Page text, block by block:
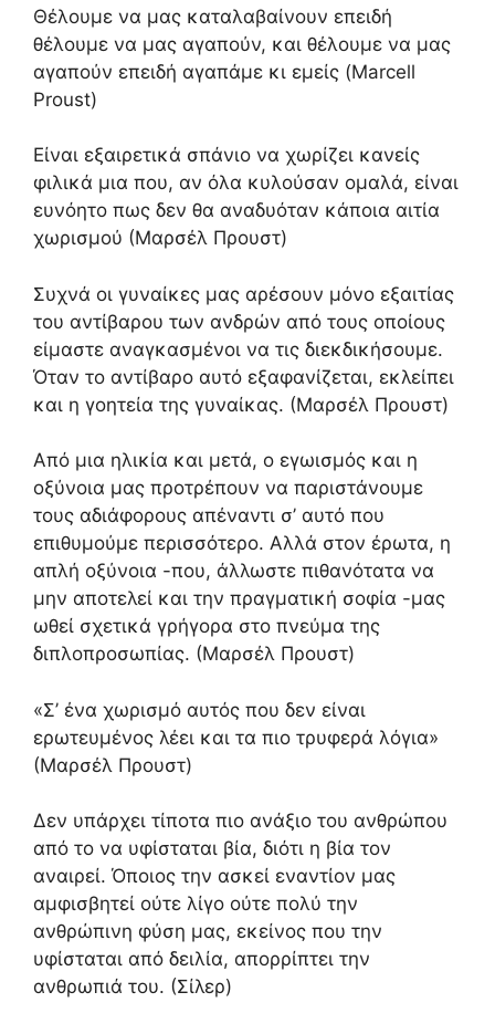
Θέλουμε να μας καταλαβαίνουν επειδή
θέλουμε να μας αγαπούν, και θέλουμε να μας
αγαπούν επειδή αγαπάμε κι εμείς (Marcell
Proust)
Είναι εξαιρετικά σπάνιο να χωρίζει κανείς
φιλικά μια που, αν όλα κυλούσαν ομαλά, είναι
ευνόητο πως δεν θα αναδυόταν κάποια αιτία
χωρισμού (Μαρσέλ Προυστ)
Συχνά οι γυναίκες μας αρέσουν μόνο εξαιτίας
του αντίβαρου των ανδρών από τους οποίους
είμαστε αναγκασμένοι να τις διεκδικήσουμε.
Όταν το αντίβαρο αυτό εξαφανίζεται, εκλείπει
και η γοητεία της γυναίκας. (Μαρσέλ Προυστ)
Από μια ηλικία και μετά, ο εγωισμός και η
οξύνοια μας προτρέπουν να παριστάνουμε
τους αδιάφορους απέναντι σ’ αυτό που
επιθυμούμε περισσότερο. Αλλά στον έρωτα, η
απλή οξύνοια -που, άλλωστε πιθανότατα να
μην αποτελεί και την πραγματική σοφία -μας
ωθεί σχετικά γρήγορα στο πνεύμα της
διπλοπροσωπίας. (Μαρσέλ Προυστ)
«Σ’ ένα χωρισμό αυτός που δεν είναι
ερωτευμένος λέει και τα πιο τρυφερά λόγια»
(Μαρσέλ Προυστ)
Δεν υπάρχει τίποτα πιο ανάξιο του ανθρώπου
από το να υφίσταται βία, διότι η βία τον
αναιρεί. Όποιος την ασκεί εναντίον μας
αμφισβητεί ούτε λίγο ούτε πολύ την
ανθρώπινη φύση μας, εκείνος που την
υφίσταται από δειλία, απορρίπτει την
ανθρωπιά του. (Σίλερ)